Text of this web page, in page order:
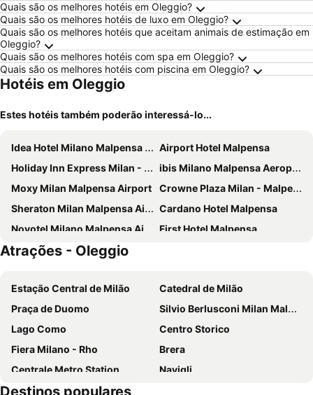
Quais são os melhores hotéis em Oleggio?
Quais são os melhores hotéis de luxo em Oleggio?
Quais são os melhores hotéis que aceitam animais de estimação em
Oleggio?
Quais são os melhores hotéis com spa em Oleggio?
Quais são os melhores hotéis com piscina em Oleggio?
Hotéis em Oleggio
Estes hotéis também poderão interessá-lo...
Idea Hotel Milano Malpensa Airport
Airport Hotel Malpensa
Holiday Inn Express Milan - Malpensa Airport By Ihg
ibis Milano Malpensa Aeroporto
Moxy Milan Malpensa Airport
Crowne Plaza Milan - Malpensa Airport By Ihg
Sheraton Milan Malpensa Airport Hotel & Conference Centre
Cardano Hotel Malpensa
Novotel Milano Malpensa Airport
First Hotel Malpensa
B&B HOTEL Malpensa Lago Maggiore
Hotel D120
TRIBE Milano Malpensa
Hotel Villa Delle Rose - Malpensa
Best Western Hotel Cavalieri Della Corona
Aer Hotel Malpensa
Dolce by Wyndham Milan Malpensa
Luna Hotel Motel Lago Maggiore Arona
MO.OM Hotel
Hotel Concorde
Malpensa Inn
Hotel Roma
Atrações - Oleggio
Estação Central de Milão
Catedral de Milão
Praça de Duomo
Silvio Berlusconi Milan Malpensa Airport
Lago Como
Centro Storico
Fiera Milano - Rho
Brera
Centrale Metro Station
Navigli
San Siro
Destinos populares